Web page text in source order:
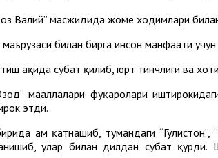
Валий” масжидида жоме ходимлари
билан бирга инсон манфаати
ҳақида суҳбат қилиб, юрт тинчлиги ва
маҳаллалари фуқаролари
этди.
ҳам қатнашиб, тумандаги “Гулистон”,
улар билан дилдан суҳбат қурди.